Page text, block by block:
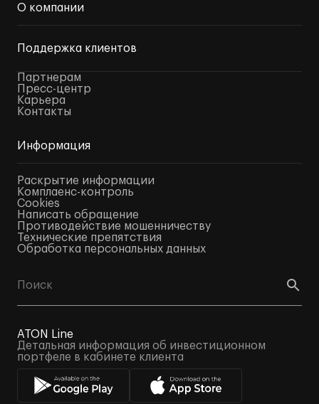
О компании
Поддержка клиентов
Партнерам
Пресс-центр
Карьера
Контакты
Информация
Раскрытие информации
Комплаенс-контроль
Cookies
Написать обращение
Противодействие мошенничеству
Технические препятствия
Обработка персональных данных
ATON Line
Детальная информация об инвестиционном
портфеле в кабинете клиента